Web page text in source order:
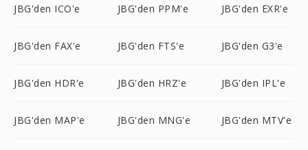
JBG'den ICO'e JBG'den PPM'e JBG'den EXR'e
JBG'den FAX'e JBG'den FTS'e JBG'den G3'e
JBG'den HDR'e JBG'den HRZ'e JBG'den IPL'e
JBG'den MAP'e JBG'den MNG'e JBG'den MTV'e